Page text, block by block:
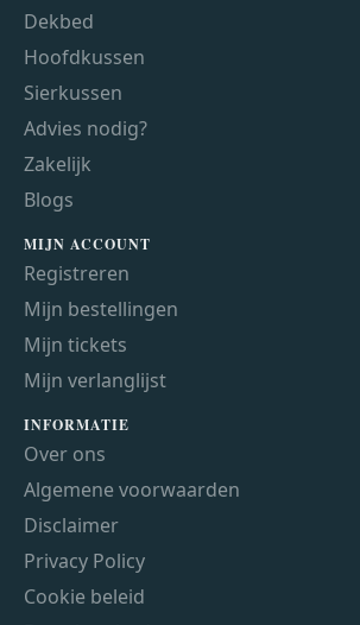
Dekbed
Hoofdkussen
Sierkussen
Advies nodig?
Zakelijk
Blogs
MIJN ACCOUNT
Registreren
Mijn bestellingen
Mijn tickets
Mijn verlanglijst
INFORMATIE
Over ons
Algemene voorwaarden
Disclaimer
Privacy Policy
Cookie beleid